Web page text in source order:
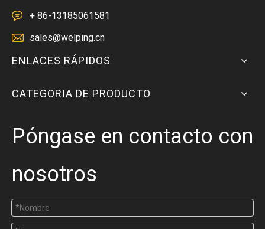
+ 86-13185061581
sales@welping.cn
ENLACES RÁPIDOS
CATEGORIA DE PRODUCTO
Póngase en contacto con
nosotros